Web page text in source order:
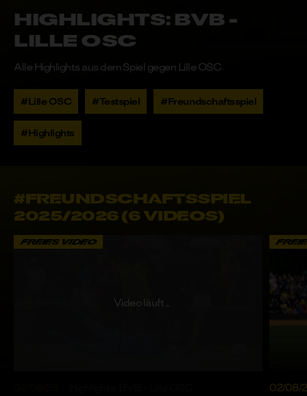
SUCHE
ABO ABSCHLIESSEN
Highlights: BVB -
Lille OSC
Alle Highlights aus dem Spiel gegen Lille OSC.
#Lille OSC #Testspiel #Freundschaftsspiel
#Highlights
#FREUNDSCHAFTSSPIEL
2025/2026 (6 VIDEOS)
FREIES VIDEO
Video läuft ...
02/08/